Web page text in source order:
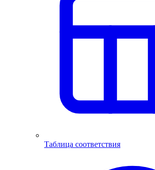
Таблица соответствия